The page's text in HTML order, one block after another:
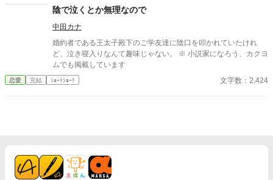
リーを救ったのは、兄達の友人であるアレクサンダー。アレクサ
ンダーはメアリーに、もう我慢しなくて良い、思いの全てを吐き
出してごらんと優しく包み込んでくれた。メアリーはそんなアレ
クサンダーに惹かれていく。 小説家になろう、カクヨムにも掲載
しています。
陰で泣くとか無理なので
中田カナ
婚約者である王太子殿下のご学友達に陰口を叩かれていたけれ
ど、泣き寝入りなんて趣味じゃない。 ※ 小説家になろう、カクヨ
ムでも掲載しています
恋愛 完結 ｼｮｰﾄｼｮｰﾄ 文字数：2,424